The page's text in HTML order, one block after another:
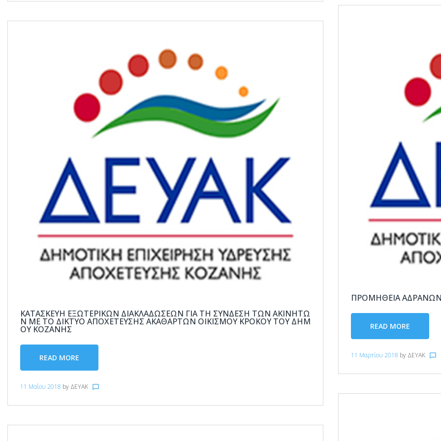
ΚΑΤΑΣΚΕΥΉ ΕΞΩΤΕΡΙΚΏΝ ΔΙΑΚΛΑΔΏΣΕΩΝ ΓΙΑ ΤΗ ΣΎΝΔΕΣΗ ΤΩΝ ΑΚΙΝΉΤΩ
Ν ΜΕ ΤΟ ΔΊΚΤΥΟ ΑΠΟΧΈΤΕΥΣΗΣ ΑΚΑΘΆΡΤΩΝ ΟΙΚΙΣΜΟΎ ΚΡΌΚΟΥ ΤΟΥ ΔΉΜ
ΟΥ ΚΟΖΆΝΗΣ
READ MORE
11 Μαΐου 2018 by ΔΕΥΑΚ chat_bubble_outline
ΠΡΟΜΗΘΕΙΑ
READ MORE
11 Μαρτίου 2018 by ΔΕΥΑΚ chat_bubble_outline